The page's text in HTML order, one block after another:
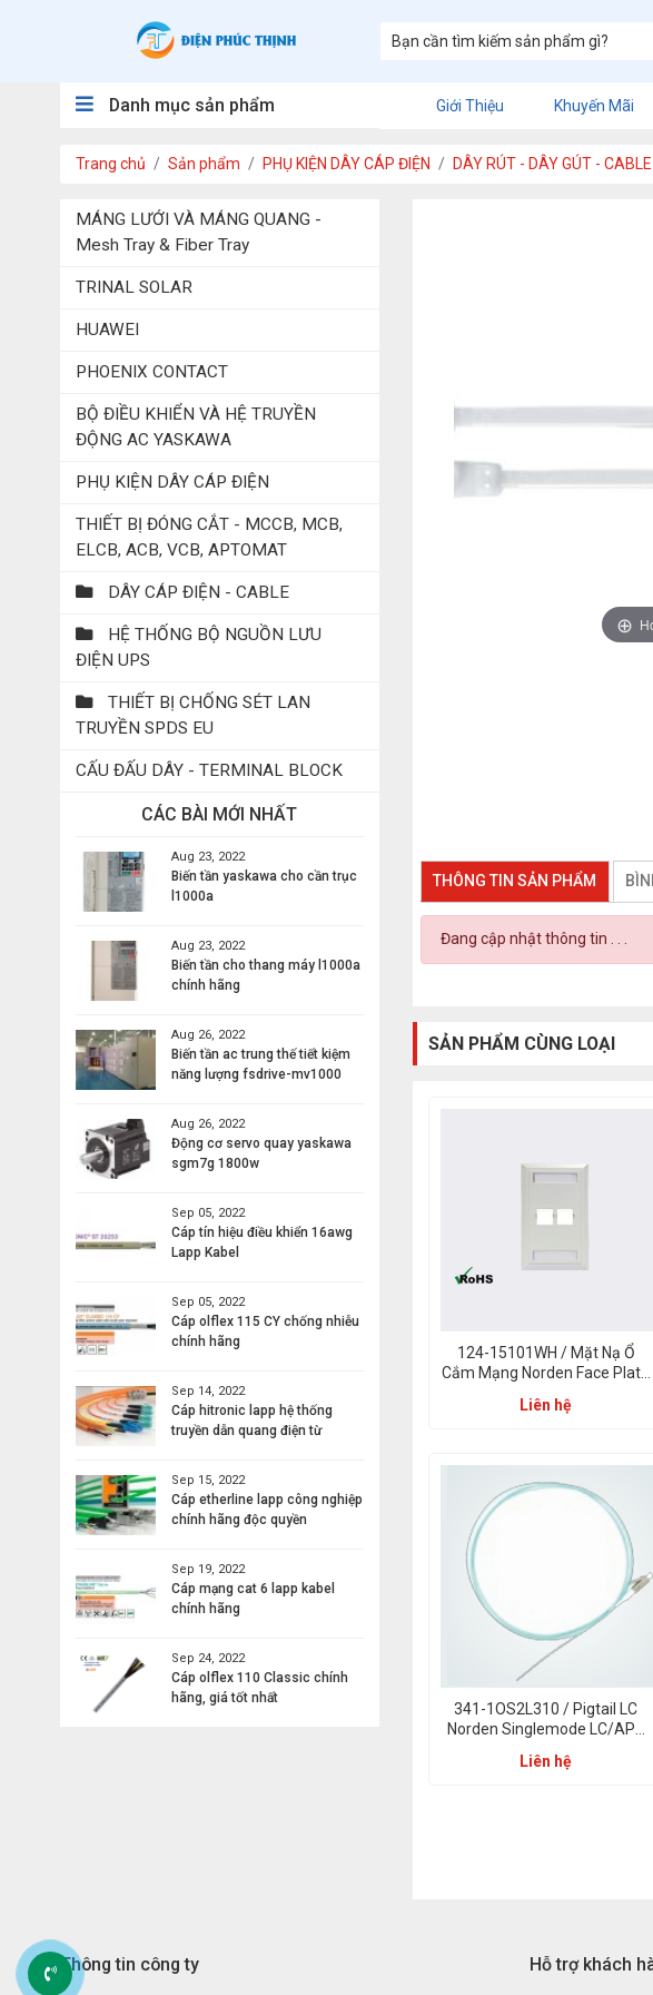
Danh mục sản phẩm Giới Thiệu Khuyến Mãi
Trang chủ Sản phẩm PHỤ KIỆN DÂY CÁP ĐIỆN DÂY RÚT - DÂY GÚT -
MÁNG LƯỚI VÀ MÁNG QUANG -
Mesh Tray & Fiber Tray
TRINAL SOLAR
HUAWEI
PHOENIX CONTACT
BỘ ĐIỀU KHIỂN VÀ HỆ TRUYỀN
ĐỘNG AC YASKAWA
PHỤ KIỆN DÂY CÁP ĐIỆN
THIẾT BỊ ĐÓNG CẮT - MCCB, MCB,
ELCB, ACB, VCB, APTOMAT
DÂY CÁP ĐIỆN - CABLE
HỆ THỐNG BỘ NGUỒN LƯU
ĐIỆN UPS
THIẾT BỊ CHỐNG SÉT LAN
TRUYỀN SPDS EU
CẤU ĐẤU DÂY - TERMINAL BLOCK
CÁC BÀI MỚI NHẤT
Aug 23, 2022
Biến tần yaskawa cho cần trục
l1000a
Aug 23, 2022
Biến tần cho thang máy l1000a
chính hãng
Aug 26, 2022
Biến tần ac trung thế tiết kiệm
năng lượng fsdrive-mv1000
Aug 26, 2022
Động cơ servo quay yaskawa
sgm7g 1800w
Sep 05, 2022
Cáp tín hiệu điều khiển 16awg
Lapp Kabel
Sep 05, 2022
Cáp olflex 115 CY chống nhiễu
chính hãng
Sep 14, 2022
Cáp hitronic lapp hệ thống
truyền dẫn quang điện từ
Sep 15, 2022
Cáp etherline lapp công nghiệp
chính hãng độc quyền
Sep 19, 2022
Cáp mạng cat 6 lapp kabel
chính hãng
Sep 24, 2022
Cáp olflex 110 Classic chính
hãng, giá tốt nhất
THÔNG TIN SẢN PHẨM
Đang cập nhật thông tin . . .
SẢN PHẨM CÙNG LOẠI
124-15101WH / Mặt Nạ Ổ
Cắm Mạng Norden Face Plate
Liên hệ
341-1OS2L310 / Pigtail LC
Norden Singlemode LC/APC
Liên hệ
Thông tin công ty Hỗ trợ khách